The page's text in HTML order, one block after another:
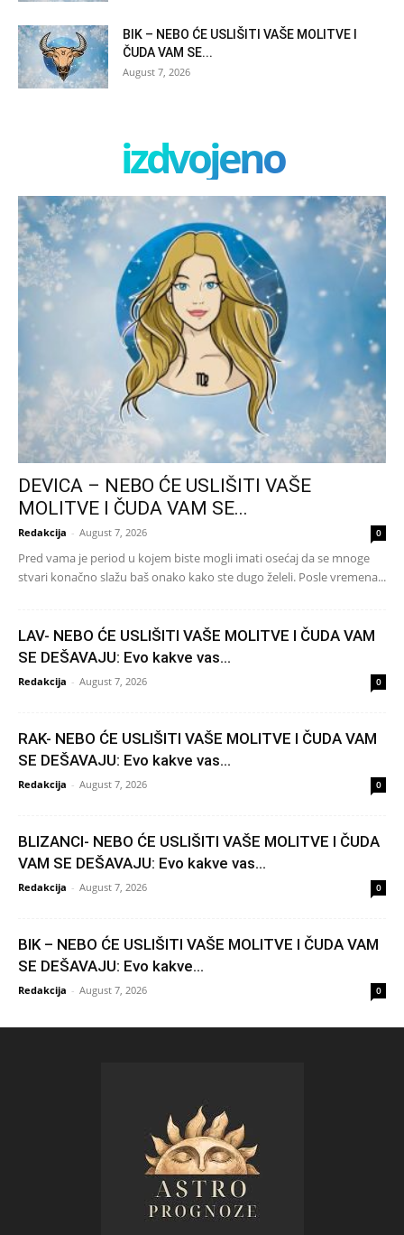
BIK – NEBO ĆE USLIŠITI VAŠE MOLITVE I
ČUDA VAM SE...
August 7, 2026
izdvojeno
DEVICA – NEBO ĆE USLIŠITI VAŠE
MOLITVE I ČUDA VAM SE...
Redakcija - August 7, 2026 0
Pred vama je period u kojem biste mogli imati osećaj da se mnoge
stvari konačno slažu baš onako kako ste dugo želeli. Posle vremena...
LAV- NEBO ĆE USLIŠITI VAŠE MOLITVE I ČUDA VAM
SE DEŠAVAJU: Evo kakve vas...
Redakcija - August 7, 2026 0
RAK- NEBO ĆE USLIŠITI VAŠE MOLITVE I ČUDA VAM
SE DEŠAVAJU: Evo kakve vas...
Redakcija - August 7, 2026 0
BLIZANCI- NEBO ĆE USLIŠITI VAŠE MOLITVE I ČUDA
VAM SE DEŠAVAJU: Evo kakve vas...
Redakcija - August 7, 2026 0
BIK – NEBO ĆE USLIŠITI VAŠE MOLITVE I ČUDA VAM
SE DEŠAVAJU: Evo kakve...
Redakcija - August 7, 2026 0